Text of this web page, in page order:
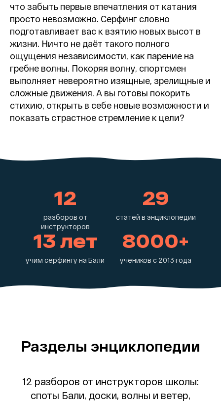
что забыть первые впечатления от катания
просто невозможно. Серфинг словно
подготавливает вас к взятию новых высот в
жизни. Ничто не даёт такого полного
ощущения независимости, как парение на
гребне волны. Покоряя волну, спортсмен
выполняет невероятно изящные, зрелищные и
сложные движения. А вы готовы покорить
стихию, открыть в себе новые возможности и
показать страстное стремление к цели?
12
разборов от
инструкторов
29
статей в энциклопедии
13 лет
учим серфингу на Бали
8000+
учеников с 2013 года
Разделы энциклопедии
12 разборов от инструкторов школы:
споты Бали, доски, волны и ветер,